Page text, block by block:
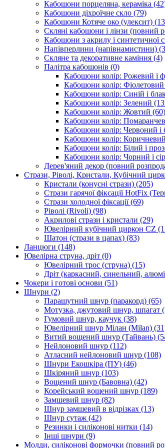
Кабошони порцеляна, кераміка
Кабошони діхроїчне скло (79)
Кабошони Котяче око (улексит)
Скляні кабошони і лінзи (повний
Кабошони з акрилу і синтетичної
Напівперлини (напівнамистини)
Скляне та декоративне каміння (4)
Палітра кабошонів (0)
Кабошони колір: Рожевий і
Кабошони колір: Фіолетовий
Кабошони колір: Синій і
Кабошони колір: Зелений
Кабошони колір: Жовтий (60)
Кабошони колір:
Кабошони колір: Червоний і
Кабошони колір: Коричневий
Кабошони колір: Білий і
Кабошони колір: Чорний і
Дерев'яний декор (повний
Стрази, Ріволі, Кристали, Кубічний
Кристали (конусні стрази) (205)
Стрази гарячої фіксації HotFix
Стрази холодної фіксації(69)
Ріволі (Rivoli) (98)
Акрилові стрази і кристали (29)
Ювелірний кубічний циркон CZ
Шатон (стрази в цапах) (83)
Ланцюги (148)
Ювелірна струна, дріт (0)
Ювелірний трос (струна) (15)
Дріт (каркасний, синельний,
Чокери і готові основи (51)
Шнури (2)
Парашутний шнур (паракорд) (65)
Мотузка, джутовий шнур, шпагат
Гумовий шнур, каучук (38)
Ювелірний шнур Мілан (Milan)
Витий вощений шнур (Тайвань)
Нейлоновий шнур (112)
Атласний нейлоновий шнур (108)
Шнури Екошкіра (ПУ) (46)
Шкіряний шнур (103)
Вощений шнур (Бавовна) (42)
Корейський вощений шнур (189)
Замшевий шнур (82)
Шнур замшевий в відрізках (13)
Шнур сутаж (42)
Резинки і силіконові нитки (14)
Інші шнури (9)
Молди, силіконові формочки (повний